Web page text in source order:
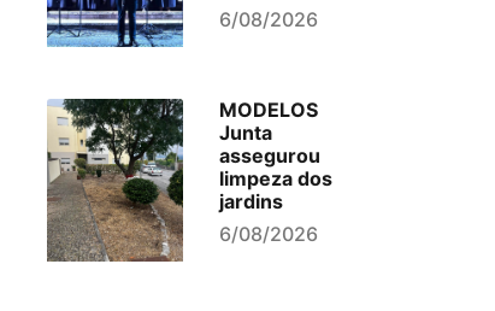
6/08/2026
MODELOS
Junta
assegurou
limpeza dos
jardins
6/08/2026